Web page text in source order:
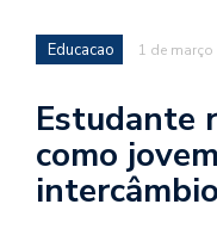
Educacao 1 de
Estudante
como